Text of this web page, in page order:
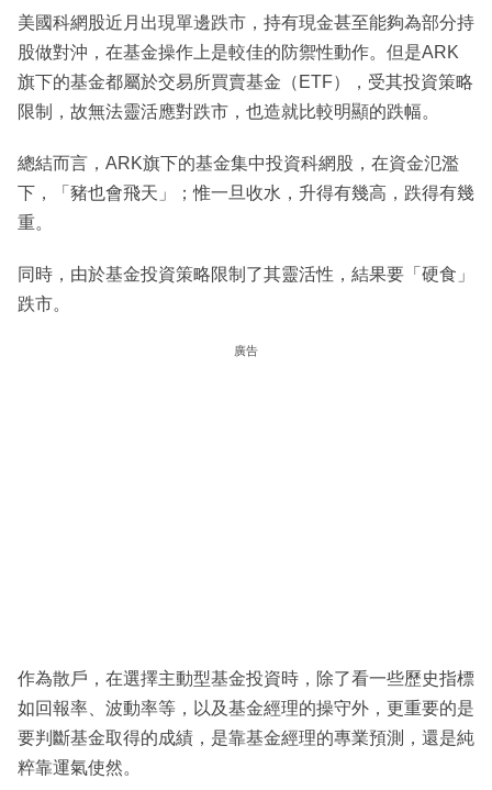
美國科網股近月出現單邊跌市，持有現金甚至能夠為部分持
股做對沖，在基金操作上是較佳的防禦性動作。但是ARK
旗下的基金都屬於交易所買賣基金（ETF），受其投資策略
限制，故無法靈活應對跌市，也造就比較明顯的跌幅。
總結而言，ARK旗下的基金集中投資科網股，在資金氾濫
下，「豬也會飛天」；惟一旦收水，升得有幾高，跌得有幾
重。
同時，由於基金投資策略限制了其靈活性，結果要「硬食」
跌市。
廣告
作為散戶，在選擇主動型基金投資時，除了看一些歷史指標
如回報率、波動率等，以及基金經理的操守外，更重要的是
要判斷基金取得的成績，是靠基金經理的專業預測，還是純
粹靠運氣使然。